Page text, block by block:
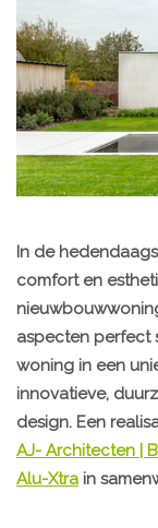
In de
comfort en
aspecten perfect
woning in een
innovatieve,
design. Een
AJ- Architecten |
Alu-Xtra in